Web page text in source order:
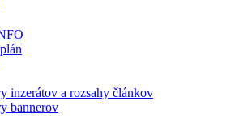
inzerátov a rozsahy článkov
bannerov